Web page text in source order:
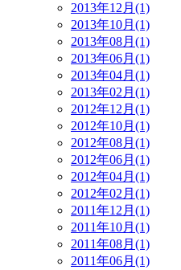
2013年12月(1)
2013年10月(1)
2013年08月(1)
2013年06月(1)
2013年04月(1)
2013年02月(1)
2012年12月(1)
2012年10月(1)
2012年08月(1)
2012年06月(1)
2012年04月(1)
2012年02月(1)
2011年12月(1)
2011年10月(1)
2011年08月(1)
2011年06月(1)